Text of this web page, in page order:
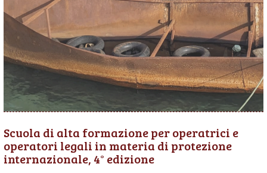
Scuola di alta formazione per operatrici e
operatori legali in materia di protezione
internazionale, 4° edizione